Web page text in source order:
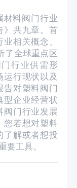
材料阀门行业
》共九章。首
相关概念、
了全球重点区
行业供需形
行现状以及
告对塑料阀门
型企业经营状
阀门行业发展
您若想对塑料
了解或者想投
要工具。